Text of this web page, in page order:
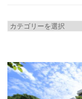
カ
リ
ー